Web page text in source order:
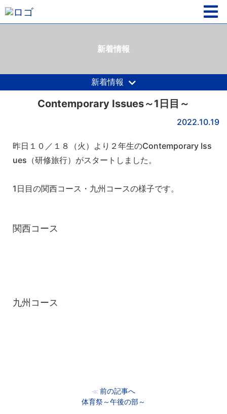
新着情報
新着情報
Contemporary Issues～1日目～
2022.10.19
昨日１０／１８（火）より２年生のContemporary Iss
ues（研修旅行）がスタートしました。
1日目の関西コース・九州コースの様子です。
関西コース
九州コース
≪ 前の記事へ
体育祭～午後の部～